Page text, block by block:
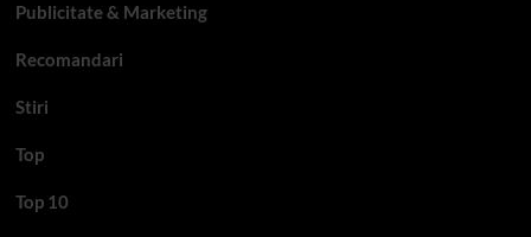
Publicitate & Marketing
Recomandari
Stiri
Top
Top 10